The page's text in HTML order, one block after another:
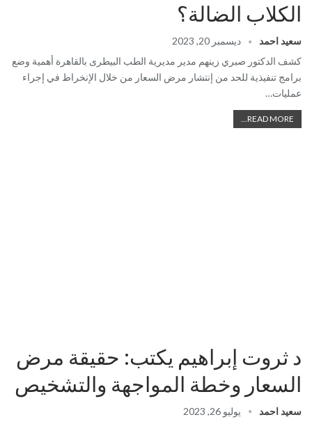
الكلاب الضالة؟
سعيد احمد
ديسمبر 20, 2023
كشف الدكتور صبري زينهم مدير مديرية الطب البيطرى بالقاهرة أهمية وضع
برامج تنفيذية للحد من إنتشار مرض السعار من خلال الإنخراط في إجراء
عمليات…
READ MORE...
د ثروت إبراهيم يكتب: حقيقة مرض
السعار وخطة المواجهة والتشخيص
سعيد احمد
يوليو 26, 2023